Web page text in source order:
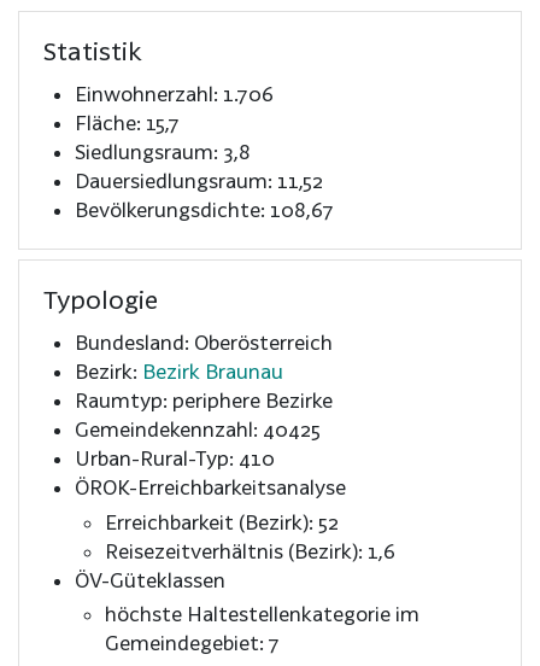
Statistik
Einwohnerzahl: 1.706
Fläche: 15,7
Siedlungsraum: 3,8
Dauersiedlungsraum: 11,52
Bevölkerungsdichte: 108,67
Typologie
Bundesland: Oberösterreich
Bezirk: Bezirk Braunau
Raumtyp: periphere Bezirke
Gemeindekennzahl: 40425
Urban-Rural-Typ: 410
ÖROK-Erreichbarkeitsanalyse
Erreichbarkeit (Bezirk): 52
Reisezeitverhältnis (Bezirk): 1,6
ÖV-Güteklassen
höchste Haltestellenkategorie im
Gemeindegebiet: 7